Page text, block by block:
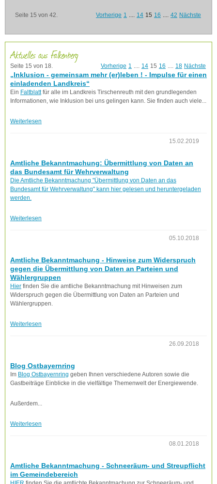
Seite 15 von 42. Vorherige 1 .... 14 15 16 .... 42 Nächste
Aktuelles aus Falkenberg
Seite 15 von 18. Vorherige 1 .... 14 15 16 .... 18 Nächste
„Inklusion - gemeinsam mehr (er)leben ! - Impulse für einen
einladenden Landkreis“
Ein Faltblattfür alle im Landkreis Tirschenreuth mit den grundlegenden
Informationen, wie Inklusion bei uns gelingen kann. Sie finden auch viele...
Weiterlesen
15.02.2019
Amtliche Bekanntmachung: Übermittlung von Daten an
das Bundesamt für Wehrverwaltung
Die Amtliche Bekanntmachung "Übermittlung von Daten an das
Bundesamt für Wehrverwaltung" kann hier gelesen und heruntergeladen
werden.
Weiterlesen
05.10.2018
Amtliche Bekanntmachung - Hinweise zum Widerspruch
gegen die Übermittlung von Daten an Parteien und
Wählergruppen
Hier finden Sie die amtliche Bekanntmachung mit Hinweisen zum
Widerspruch gegen die Übermittlung von Daten an Parteien und
Wählergruppen.
Weiterlesen
26.09.2018
Blog Ostbayernring
Im Blog Ostbayernring geben Ihnen verschiedene Autoren sowie die
Gastbeiträge Einblicke in die vielfältige Themenwelt der Energiewende.
Außerdem...
Weiterlesen
08.01.2018
Amtliche Bekanntmachung - Schneeräum- und Streupflicht
im Gemeindebereich